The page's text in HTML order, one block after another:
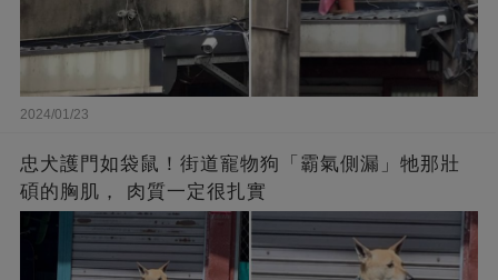
2024/01/23
忠犬護門如袋鼠！街道寵物狗「霸氣側漏」牠那壯
碩的胸肌， 肉質一定很扎實